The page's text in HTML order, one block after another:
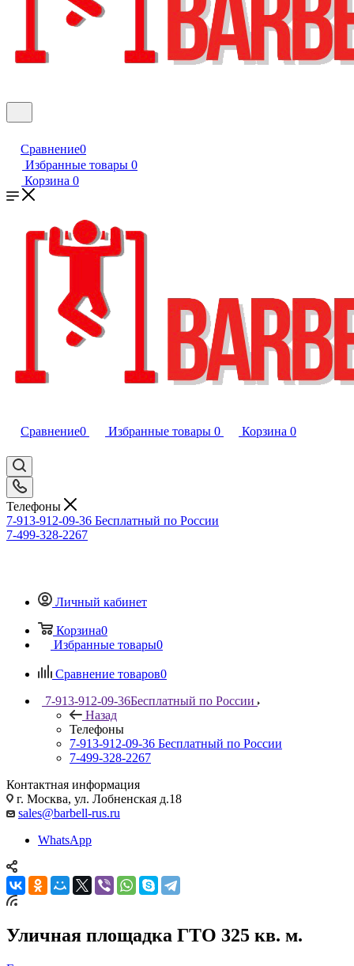
Сравнение0
Избранные товары 0
Корзина 0
Сравнение0 Избранные товары 0 Корзина 0
Телефоны
7-913-912-09-36 Бесплатный по России
7-499-328-2267
Личный кабинет
Корзина0
Избранные товары0
Сравнение товаров0
7-913-912-09-36Бесплатный по России
Назад
Телефоны
7-913-912-09-36 Бесплатный по России
7-499-328-2267
Контактная информация
г. Москва, ул. Лобненская д.18
sales@barbell-rus.ru
WhatsApp
Уличная площадка ГТО 325 кв. м.